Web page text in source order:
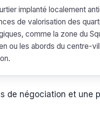
implanté localement
de valorisation des
comme la zone du
ou les abords du centre-
de négociation et une